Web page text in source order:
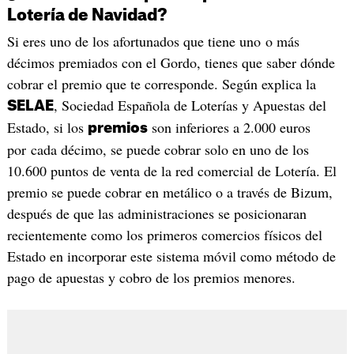
Lotería de Navidad?
Si eres uno de los afortunados que tiene uno o más
décimos premiados con el Gordo, tienes que saber dónde
cobrar el premio que te corresponde. Según explica la
SELAE, Sociedad Española de Loterías y Apuestas del
Estado, si los premiosson inferiores a 2.000 euros
por cada décimo, se puede cobrar solo en uno de los
10.600 puntos de venta de la red comercial de Lotería. El
premio se puede cobrar en metálico o a través de Bizum,
después de que las administraciones se posicionaran
recientemente como los primeros comercios físicos del
Estado en incorporar este sistema móvil como método de
pago de apuestas y cobro de los premios menores.